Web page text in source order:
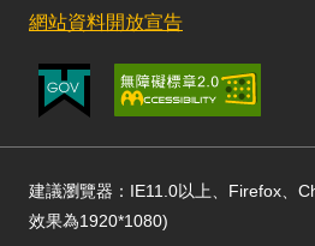
網站資料開放宣告
建議瀏覽器：IE11.0以上、Firefox、
效果為1920*1080)